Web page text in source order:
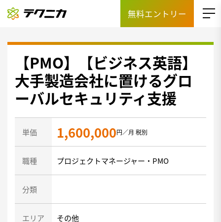
無料エントリー
【PMO】【ビジネス英語】
大手製造会社に置けるグロ
ーバルセキュリティ支援
単価 1,600,000円／月 税別
職種 プロジェクトマネージャー・PMO
分類
エリア その他